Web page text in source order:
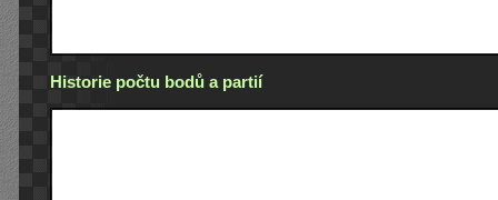
Historie počtu bodů a partií